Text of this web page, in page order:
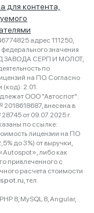
для контента,
адрес 111250,
значения
СЕРП И МОЛОТ,
по
на ПО. Согласно
(код): 2.01.
ООО "Автоспот":
внесена в
от 09.07.2025 г.
по ссылке:
лицензии на ПО
до 3%) от выручки,
либо как
привлеченного с
расчета стоимости
, тел.
8, MySQL 8, Angular,